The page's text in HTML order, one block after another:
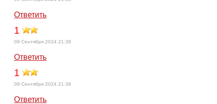
Ответить
09 Сентября 2024 21:38
Ответить
09 Сентября 2024 21:38
Ответить